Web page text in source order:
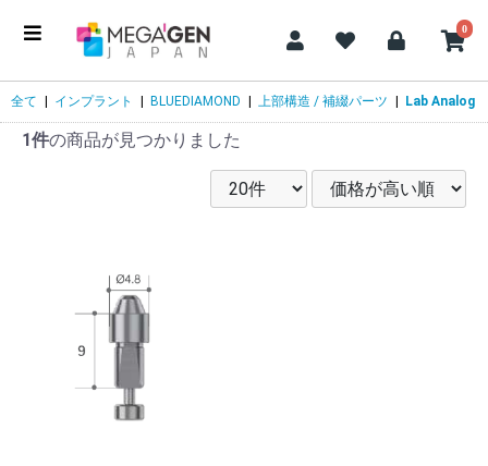
0
全て | インプラント | BLUEDIAMOND | 上部構造 / 補綴パーツ | Lab Analog
1件の商品が見つかりました